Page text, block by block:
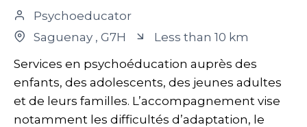
Psychoeducator
Saguenay , G7H
Less than 10 km
Services en psychoéducation auprès des
enfants, des adolescents, des jeunes adultes
et de leurs familles. L’accompagnement vise
notamment les difficultés d’adaptation, le